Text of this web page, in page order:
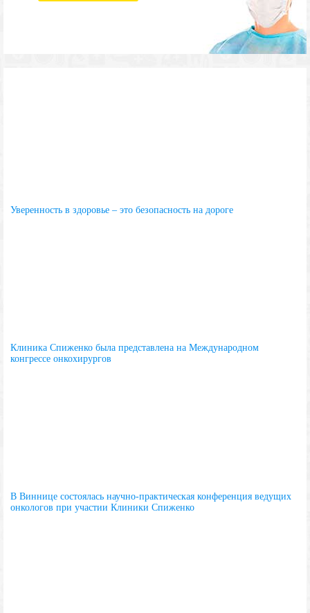
Уверенность в здоровье – это безопасность на дороге
Клиника Спиженко была представлена на Международном
конгрессе онкохирургов
В Виннице состоялась научно-практическая конференция ведущих
онкологов при участии Клиники Спиженко